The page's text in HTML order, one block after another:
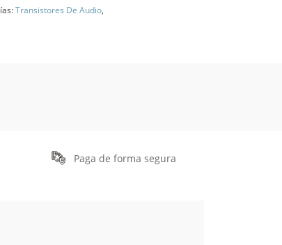
Transistores De Audio,
Paga de forma segura